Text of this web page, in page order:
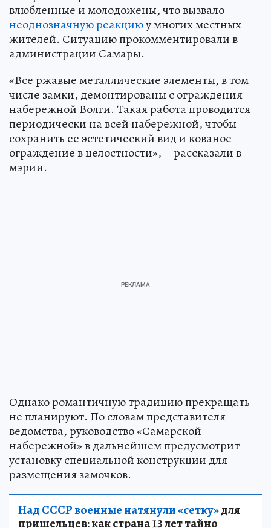
влюбленные и молодожены, что вызвало
неоднозначную реакциюу многих местных
жителей. Ситуацию прокомментировали в
администрации Самары.
«Все ржавые металлические элементы, в том
числе замки, демонтированы с ограждения
набережной Волги. Такая работа проводится
периодически на всей набережной, чтобы
сохранить ее эстетический вид и кованое
ограждение в целостности», – рассказали в
мэрии.
Однако романтичную традицию прекращать
не планируют. По словам представителя
ведомства, руководство «Самарской
набережной» в дальнейшем предусмотрит
установку специальной конструкции для
размещения замочков.
Над СССР военные натянули «сетку»для
пришельцев: как страна 13 лет тайно